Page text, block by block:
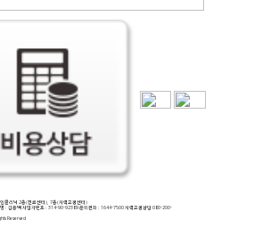
클리닉 2층(진료센터), 7층(시력교정센터)
명 : 김용백 사업자번호 : 314-90-92389 문의전화 : 1644-7500 시력교정상담 080-200-
Reserved